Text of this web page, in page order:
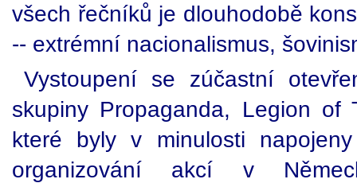
všech řečníků je dlouhodobě
-- extrémní nacionalismus,
Vystoupení se zúčastní
skupiny Propaganda, Legion of
které byly v minulosti
organizování akcí v